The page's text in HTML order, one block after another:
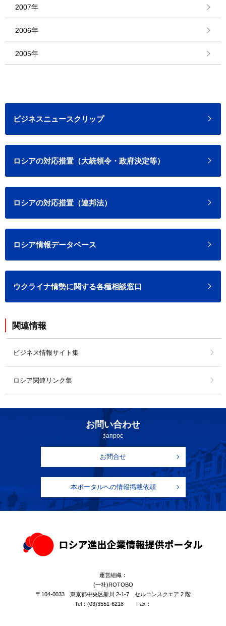
2007年
2006年
2005年
ビジネスニュースクリップ
ロシアの対応措置（大統領令・政府決定等）
ロシアの対応措置（連邦法）
ロシア情報データベース
ウクライナ情勢に関する各種相談窓口
関連情報
ビジネス情報サイト集
ロシア関連リンク集
お問い合わせ
запрос
お問合せ
本ポータルへの情報掲載依頼
運営組織：
(一社)ROTOBO
〒104-0033 東京都中央区新川 2-1-7 セルコンスクエア 2 階
Tel： (03)3551-6218 Fax：